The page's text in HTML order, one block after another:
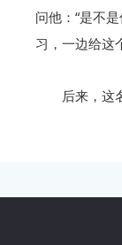
问他：“是不
习，一边给这
后来，这